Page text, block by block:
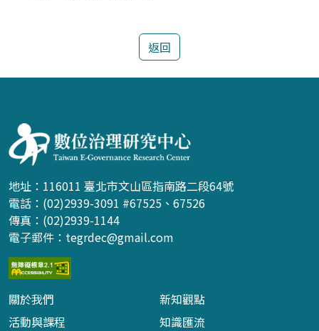
返回
地址：116011 臺北市文山區指南路二段64號
電話：(02)2939-3091 #67525、67526
傳真：(02)2939-1144
電子郵件： tegrdec@gmail.com
關於我們
新知觀點
活動與課程
知識匯流